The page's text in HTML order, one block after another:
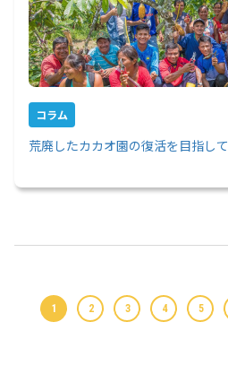
コラム
荒廃したカカオ園の復活を目指して
1 2 3 4 5